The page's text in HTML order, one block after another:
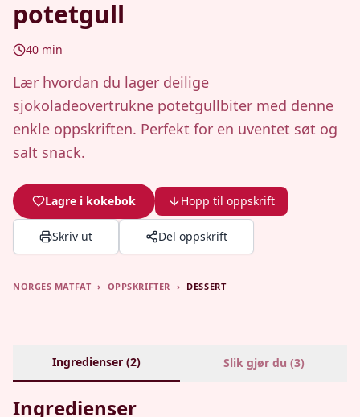
potetgull
40 min
Lær hvordan du lager deilige
sjokoladeovertrukne potetgullbiter med denne
enkle oppskriften. Perfekt for en uventet søt og
salt snack.
Lagre i kokebok Hopp til oppskrift
Skriv ut Del oppskrift
NORGES MATFAT › OPPSKRIFTER › DESSERT
Ingredienser (2) Slik gjør du (3)
Ingredienser